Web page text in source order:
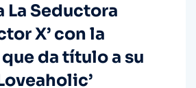
Seductora
X’ con la
da título a su